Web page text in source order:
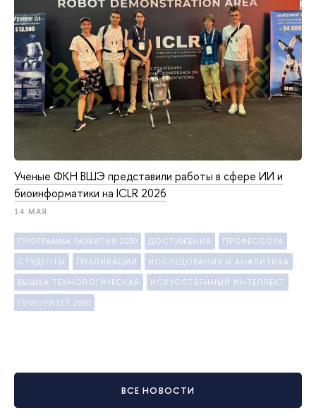
Ученые ФКН ВШЭ представили работы в сфере ИИ и
биоинформатики на ICLR 2026
14 МАЯ
ПРОГРАММА РАЗВИТИЯ 2030 ДОСТИЖЕНИЯ ПРОФЕССОРА
СТУДЕНТЫ ПУБЛИКАЦИИ ИССЛЕДОВАНИЯ И АНАЛИТИКА
ВЫШКА ТЕХНОЛОГИЧЕСКАЯ ИСКУССТВЕННЫЙ ИНТЕЛЛЕКТ
ПРИОРИТЕТ 2030
ВСЕ НОВОСТИ